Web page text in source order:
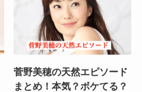
菅野美穂の天然エピソード
まとめ！本気？ボケてる？